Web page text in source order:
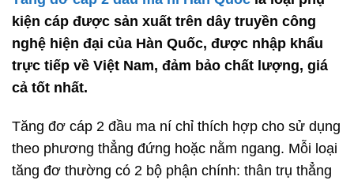
kiện cáp được sản xuất trên dây truyền công
nghệ hiện đại của Hàn Quốc, được nhập khẩu
trực tiếp về Việt Nam, đảm bảo chất lượng, giá
cả tốt nhất.
Tăng đơ cáp 2 đầu ma ní chỉ thích hợp cho sử dụng
theo phương thẳng đứng hoặc nằm ngang. Mỗi loại
tăng đơ thường có 2 bộ phận chính: thân trụ thẳng